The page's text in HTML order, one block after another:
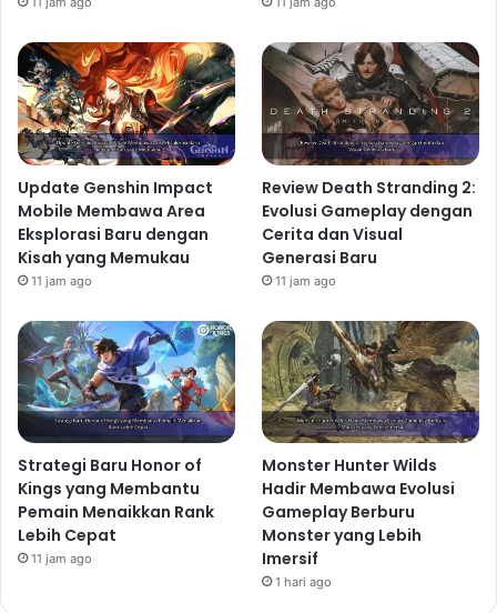
Update Genshin Impact
Mobile Membawa Area
Eksplorasi Baru dengan
Kisah yang Memukau
11 jam ago
Review Death Stranding 2:
Evolusi Gameplay dengan
Cerita dan Visual
Generasi Baru
11 jam ago
Strategi Baru Honor of
Kings yang Membantu
Pemain Menaikkan Rank
Lebih Cepat
11 jam ago
Monster Hunter Wilds
Hadir Membawa Evolusi
Gameplay Berburu
Monster yang Lebih
Imersif
1 hari ago